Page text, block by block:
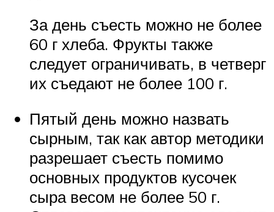
За день съесть можно не более
60 г хлеба. Фрукты также
следует ограничивать, в четверг
их съедают не более 100 г.
Пятый день можно назвать
сырным, так как автор методики
разрешает съесть помимо
основных продуктов кусочек
сыра весом не более 50 г.